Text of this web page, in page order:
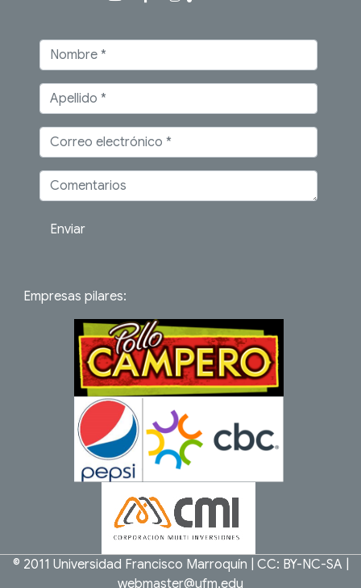
Enviar
Empresas pilares:
© 2011 Universidad Francisco Marroquín CC: BY-NC-SA
webmaster@ufm.edu